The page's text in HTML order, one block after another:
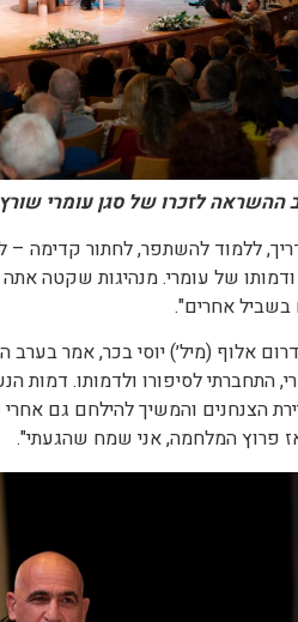
לזכרו של סגן עומרי שורץ
ללמוד להשתפר, לחתור קדימה –
ודמותו של עומרי. מנהיגות שקטה
בשביל אחרים".
אלוף (מיל׳) יוסי בכר, אמר
התחברתי לסיפורו ולדמותו.
הצנחנים והמשיך להילחם גם
פרוץ המלחמה, אני שמח שהגעתי".